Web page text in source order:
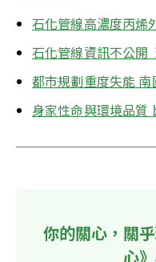
石化管線高濃度丙烯
石化管線資訊不公開
都市規劃重度失能 南
身家性命與環境品質
你的關心，關
心